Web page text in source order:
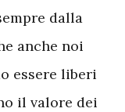
dalla
anche noi
essere liberi
il valore dei